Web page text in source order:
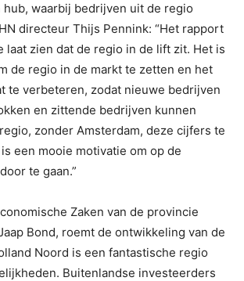
waarbij bedrijven uit de regio
directeur Thijs Pennink: “Het rapport
laat zien dat de regio in de lift zit. Het is
de regio in de markt te zetten en het
te verbeteren, zodat nieuwe bedrijven
en zittende bedrijven kunnen
zonder Amsterdam, deze cijfers te
een mooie motivatie om op de
te gaan.”
Zaken van de provincie
Bond, roemt de ontwikkeling van de
Noord is een fantastische regio
Buitenlandse investeerders